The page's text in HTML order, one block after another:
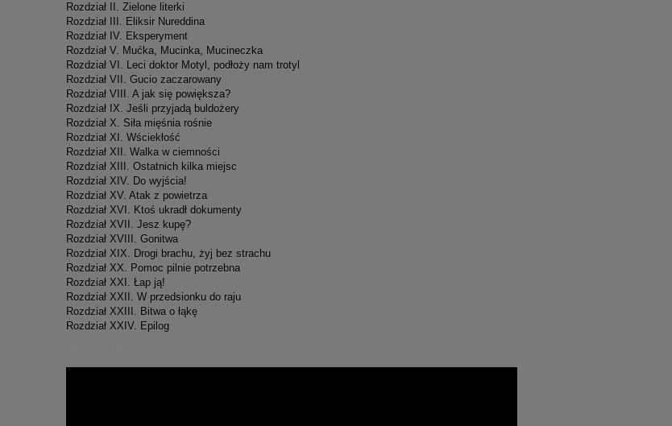
Rozdział II. Zielone literki
Rozdział III. Eliksir Nureddina
Rozdział IV. Eksperyment
Rozdział V. Mućka, Mucinka, Mucineczka
Rozdział VI. Leci doktor Motyl, podłoży nam trotyl
Rozdział VII. Gucio zaczarowany
Rozdział VIII. A jak się powiększa?
Rozdział IX. Jeśli przyjadą buldożery
Rozdział X. Siła mięśnia rośnie
Rozdział XI. Wściekłość
Rozdział XII. Walka w ciemności
Rozdział XIII. Ostatnich kilka miejsc
Rozdział XIV. Do wyjścia!
Rozdział XV. Atak z powietrza
Rozdział XVI. Ktoś ukradł dokumenty
Rozdział XVII. Jesz kupę?
Rozdział XVIII. Gonitwa
Rozdział XIX. Drogi brachu, żyj bez strachu
Rozdział XX. Pomoc pilnie potrzebna
Rozdział XXI. Łap ją!
Rozdział XXII. W przedsionku do raju
Rozdział XXIII. Bitwa o łąkę
Rozdział XXIV. Epilog